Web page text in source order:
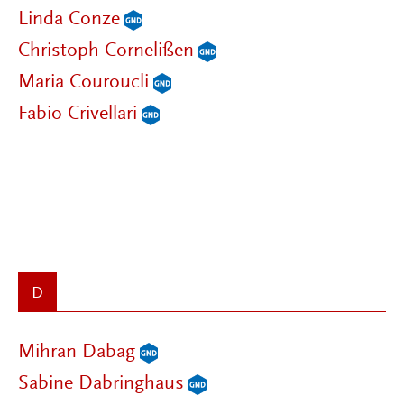
Linda Conze
Christoph Cornelißen
Maria Couroucli
Fabio Crivellari
D
Mihran Dabag
Sabine Dabringhaus